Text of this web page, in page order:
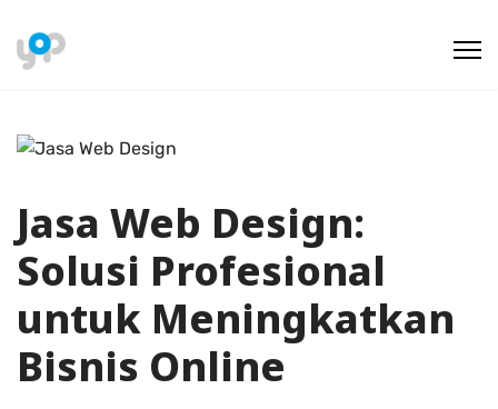
Jasa Web Design:
Solusi Profesional
untuk Meningkatkan
Bisnis Online